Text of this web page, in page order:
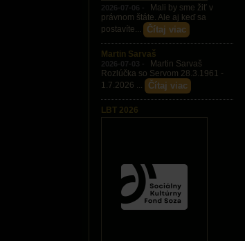
2026-07-06 -
Mali by sme žiť v
právnom štáte. Ale aj keď sa
postavíte...
Čítaj viac
Martin Sarvaš
2026-07-03 -
Martin Sarvaš
Rozlúčka so Servom 28.3.1961 -
1.7.2026 ...
Čítaj viac
LBT 2026